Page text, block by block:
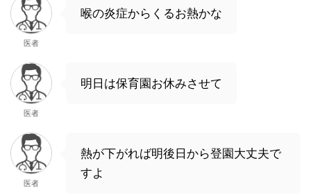
医者
喉の炎症からくるお熱かな
医者
明日は保育園お休みさせて
医者
熱が下がれば明後日から登園大丈夫で
すよ